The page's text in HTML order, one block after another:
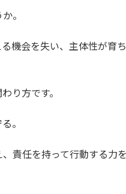
。
機会を失い、主体性が育
り方です。
。
責任を持って行動する力